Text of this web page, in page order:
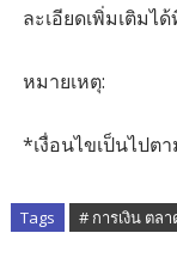
ละเอียดเพิ่มเติมไ
หมายเหตุ:
*เงื่อนไขเป็นไปต
Tags # การเงิน ตล